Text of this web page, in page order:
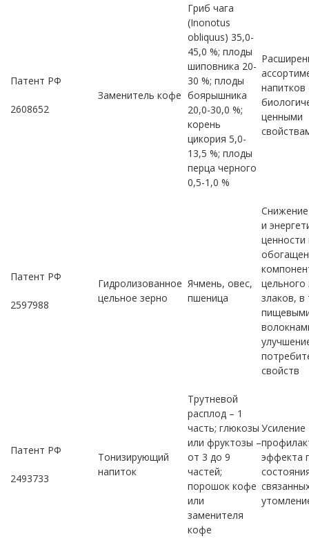
Патент РФ
2608652
Заменитель кофе
Гриб чага
(Inonotus
obliquus) 35,0-
45,0 %; плоды
шиповника 20-
30 %; плоды
боярышника
20,0-30,0 %;
корень
цикория 5,0-
13,5 %; плоды
перца черного
0,5-1,0 %
напитков
ценными
Патент РФ
2597988
Гидролизованное
цельное зерно
Ячмень, овес,
пшеница
и
ценности
цельного
злаков, в
свойств
Патент РФ
2493733
Тонизирующий
напиток
Трутневой
расплод – 1
часть; глюкозы
или фруктозы –
от 3 до 9
частей;
порошок кофе
или
заменителя
кофе
Усиление
эффекта